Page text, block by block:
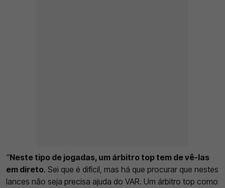
"Neste tipo de jogadas, um árbitro top tem de vê-las
em direto. Sei que é difícil, mas há que procurar que nestes
lances não seja precisa ajuda do VAR. Um árbitro top como